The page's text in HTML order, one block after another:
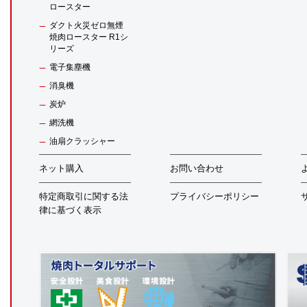
ロースター
ダクト火災ゼロ無煙
焼肉ロースター R1シ
リーズ
電子集塵機
消臭機
炭炉
網洗機
油扇クラッシャー
ネット購入 お問い合わせ
特定商取引に関する法
律に基づく表示
プライバシーポリシー